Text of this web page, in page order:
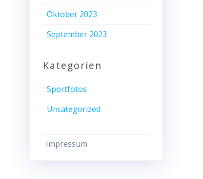
Oktober 2023
September 2023
Kategorien
Sportfotos
Uncategorized
Impressum